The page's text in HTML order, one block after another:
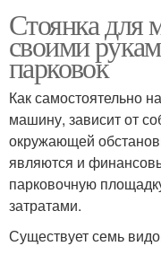
Стоянка для
своими
парковок
Как самостоятельно
машину, зависит от
окружающей
являются и
парковочную
затратами.
Существует семь